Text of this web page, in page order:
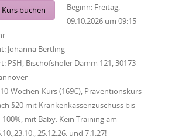
Kurs buchen Beginn: Freitag,
09.10.2026 um 09:15
Johanna Bertling
PSH, Bischofsholer Damm 121, 30173
Wochen-Kurs (169€), Präventionskurs
§20 mit Krankenkassenzuschuss bis
100%, mit Baby. Kein Training am
25.12.26. und 7.1.27!